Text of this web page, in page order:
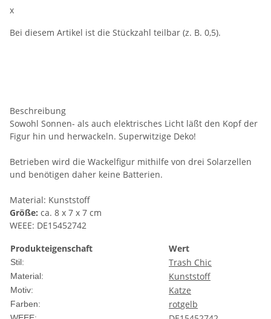
x
Bei diesem Artikel ist die Stückzahl teilbar (z. B. 0,5).
Beschreibung
Sowohl Sonnen- als auch elektrisches Licht läßt den Kopf der
Figur hin und herwackeln. Superwitzige Deko!
Betrieben wird die Wackelfigur mithilfe von drei Solarzellen
und benötigen daher keine Batterien.
Material: Kunststoff
Größe: ca. 8 x 7 x 7 cm
WEEE: DE15452742
Produkteigenschaft
Wert
Stil: Trash Chic
Material: Kunststoff
Motiv: Katze
Farben: rotgelb